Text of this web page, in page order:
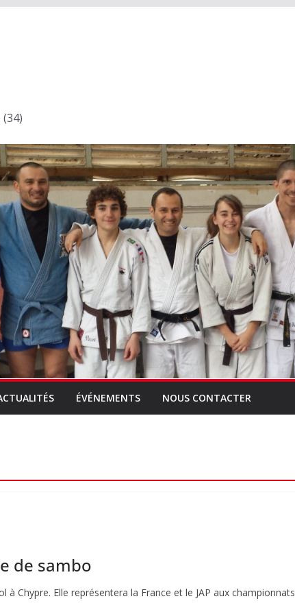
ÉVÉNEMENTS NOUS CONTACTER
de sambo
à Chypre. Elle représentera la France et le JAP aux championnats